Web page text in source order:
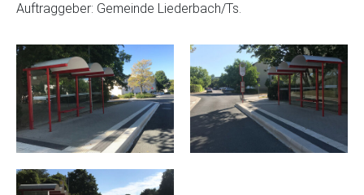
Auftraggeber: Gemeinde Liederbach/Ts.